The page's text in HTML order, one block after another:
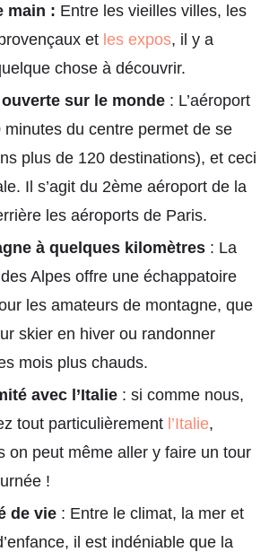
main : Entre les vieilles villes, les
et les expos, il y a
chose à découvrir.
sur le monde : L’aéroport
minutes du centre permet de se
plus de 120 destinations), et ceci
Il s’agit du 2ème aéroport de la
les aéroports de Paris.
à quelques kilomètres : La
Alpes offre une échappatoire
les amateurs de montagne, que
skier en hiver ou randonner
mois plus chauds.
avec l’Italie : si comme nous,
tout particulièrement l’Italie,
on peut même aller y faire un tour
!
de vie : Entre le climat, la mer et
il est indéniable que la